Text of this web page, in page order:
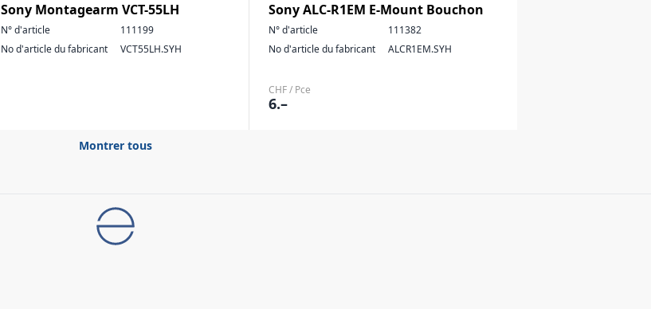
Sony Montagearm VCT-55LH
N° d'article
111199
No d'article du fabricant
VCT55LH.SYH
Sony ALC-R1EM E-Mount Bouchon
N° d'article
111382
No d'article du fabricant
ALCR1EM.SYH
CHF / Pce
6.–
Montrer tous